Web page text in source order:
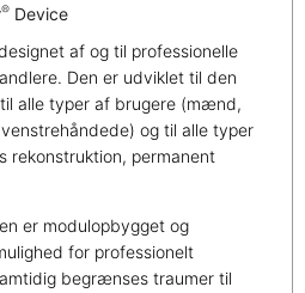
® Device
af og til professionelle
Den er udviklet til den
alle typer af brugere (mænd,
og til alle typer
rekonstruktion, permanent
er modulopbygget og
for professionelt
begrænses traumer til